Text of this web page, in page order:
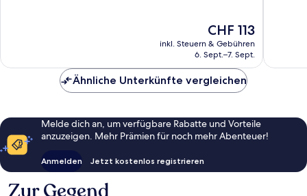
Der
Preis
beträgt
CHF 113
inkl. Steuern & Gebühren
6. Sept.–7. Sept.
Ähnliche Unterkünfte vergleichen
Melde dich an, um verfügbare Rabatte und Vorteile
anzuzeigen. Mehr Prämien für noch mehr Abenteuer!
Anmelden Jetzt kostenlos registrieren